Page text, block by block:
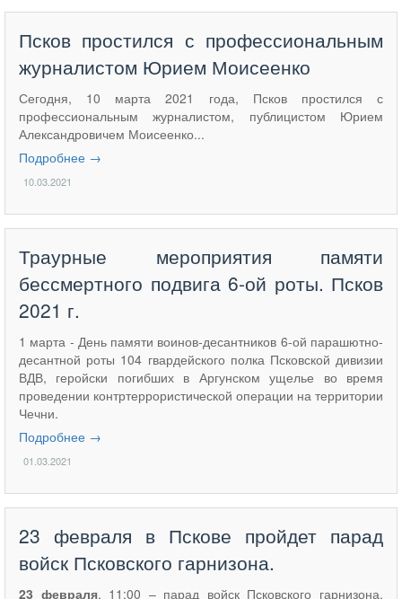
Псков простился с профессиональным
журналистом Юрием Моисеенко
Сегодня, 10 марта 2021 года, Псков простился с
профессиональным журналистом, публицистом Юрием
Александровичем Моисеенко...
Подробнее →
10.03.2021
Траурные мероприятия памяти
бессмертного подвига 6-ой роты. Псков
2021 г.
1 марта - День памяти воинов-десантников 6-ой парашютно-
десантной роты 104 гвардейского полка Псковской дивизии
ВДВ, геройски погибших в Аргунском ущелье во время
проведении контртеррористической операции на территории
Чечни.
Подробнее →
01.03.2021
23 февраля в Пскове пройдет парад
войск Псковского гарнизона.
23 февраля, 11:00 – парад войск Псковского гарнизона.